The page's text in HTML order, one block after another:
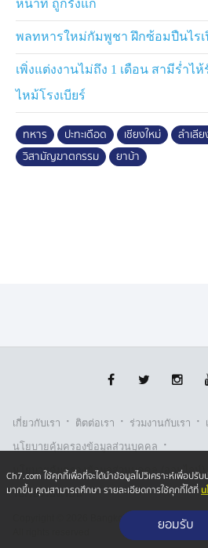
ทราบบริเวณโดยรอบจุดปะทะและข
สอบพิสูจน์พบของกลางคือเป้บรรจุย
ข้างในเป็นยาบ้าเป้ละ 100,000 เม็
และปืนลูกซอง จำนวน 1 กระบอก
ล่าสุด เวลา 11.00 น. พล.ต.กิดากร
กำลังผาเมือง และผู้อำนวยการศูนย์
ปราบปรามยาเสพติดกองกำลังผาเ
ชัย นิลศาสตร์ รองผู้บัญชาการกองกำ
หน้าที่ ถูกรังแก
พลทหารใหม่กัมพูชา ฝึกซ้อมปืนไรเ
เพิ่งแต่งงานไม่ถึง 1 เดือน สามีร่ำไ
ไหม้โรงเบียร์
ทหาร ปะทะเดือด เชียงใหม่
ลำเลี
วิสามัญฆาตกรรม
ยาบ้า
เกี่ยวกับเรา · ติตต่อเรา · ร่วมงานกับเรา ·
นโยบายคุ้มครองข้อมูลส่วนบุคคล ·
นโยบายคุ้มครองข้อมูลส่วนบุคคล (ออนไลน์)
รับเรื่องร้องเรียน
Copyright © 2026 Bangkok Broadcasting &
Ch7.com ใช้คุกกี้เพื่อที่จะได้นำข้อมูลไปวิเคราะห์เพื่อปรั
มากขึ้น คุณสามารถศึกษา รายละเอียดการใช้คุกกี้ได้ที่
ยอมรับ